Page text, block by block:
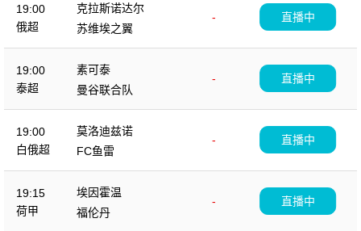
19:00
俄超
克拉斯诺达尔
-
苏维埃之翼
直播中
19:00
泰超
素可泰
-
曼谷联合队
直播中
19:00
白俄超
莫洛迪兹诺
-
FC鱼雷
直播中
19:15
荷甲
埃因霍温
-
福伦丹
直播中